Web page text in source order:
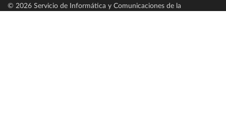
© 2026 Servicio de Informática y Comunicaciones de la